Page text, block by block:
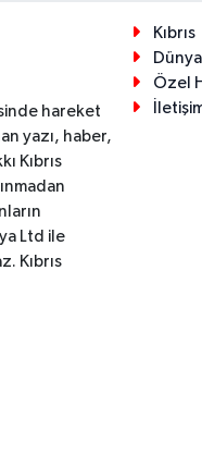
hareket
yazı, haber,
Kıbrıs
Ltd ile
Kıbrıs
Kıbrıs
Dünya
Özel